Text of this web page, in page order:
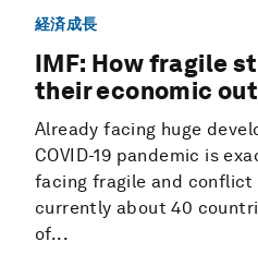
経済成長
IMF: How fragile
their economic
Already facing huge
COVID-19 pandemic is
facing fragile and
currently about 40
of...